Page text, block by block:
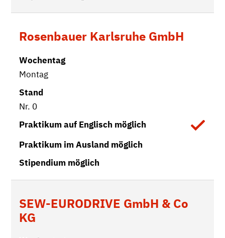
Rosenbauer Karlsruhe GmbH
Montag
Nr. 0
Vorhanden
SEW-EURODRIVE GmbH & Co
KG